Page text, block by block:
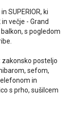
SUPERIOR, ki
večje - Grand
s pogledom
posteljo
sefom,
in
s prho, sušilcem